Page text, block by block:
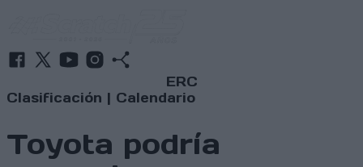
ERC
Clasificación | Calendario
Toyota podría